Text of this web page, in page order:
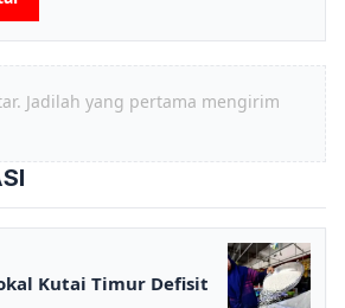
Jadilah yang pertama mengirim
Kutai Timur Defisit